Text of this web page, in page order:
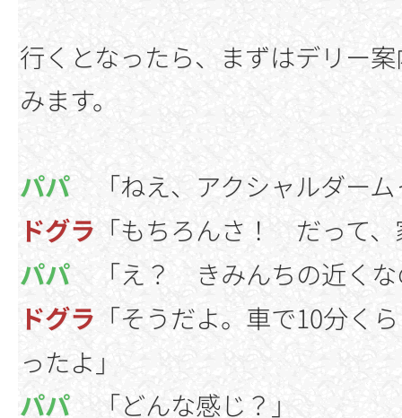
行くとなったら、まずはデリー
みます。
パパ 「ねえ、アクシャルダー
ドグラ 「もちろんさ！ だって
パパ 「え？ きみんちの近くな
ドグラ 「そうだよ。車で10分く
ったよ」
パパ 「どんな感じ？」